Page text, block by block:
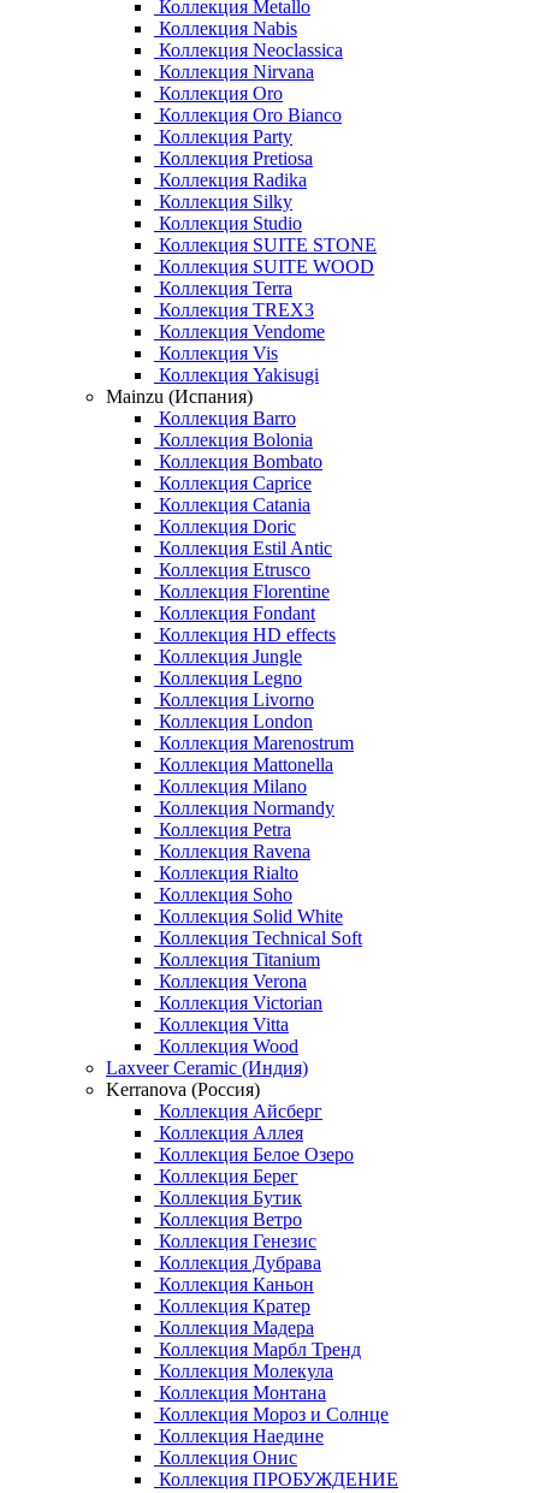
Коллекция Metallo
Коллекция Nabis
Коллекция Neoclassica
Коллекция Nirvana
Коллекция Oro
Коллекция Oro Bianco
Коллекция Party
Коллекция Pretiosa
Коллекция Radika
Коллекция Silky
Коллекция Studio
Коллекция SUITE STONE
Коллекция SUITE WOOD
Коллекция Terra
Коллекция TREX3
Коллекция Vendome
Коллекция Vis
Коллекция Yakisugi
Mainzu (Испания)
Коллекция Barro
Коллекция Bolonia
Коллекция Bombato
Коллекция Caprice
Коллекция Catania
Коллекция Doric
Коллекция Estil Antic
Коллекция Etrusco
Коллекция Florentine
Коллекция Fondant
Коллекция HD effects
Коллекция Jungle
Коллекция Legno
Коллекция Livorno
Коллекция London
Коллекция Marenostrum
Коллекция Mattonella
Коллекция Milano
Коллекция Normandy
Коллекция Petra
Коллекция Ravena
Коллекция Rialto
Коллекция Soho
Коллекция Solid White
Коллекция Technical Soft
Коллекция Titanium
Коллекция Verona
Коллекция Victorian
Коллекция Vitta
Коллекция Wood
Laxveer Ceramic (Индия)
Kerranova (Россия)
Коллекция Айсберг
Коллекция Аллея
Коллекция Белое Озеро
Коллекция Берег
Коллекция Бутик
Коллекция Ветро
Коллекция Генезис
Коллекция Дубрава
Коллекция Каньон
Коллекция Кратер
Коллекция Мадера
Коллекция Марбл Тренд
Коллекция Молекула
Коллекция Монтана
Коллекция Мороз и Солнце
Коллекция Наедине
Коллекция Онис
Коллекция ПРОБУЖДЕНИЕ